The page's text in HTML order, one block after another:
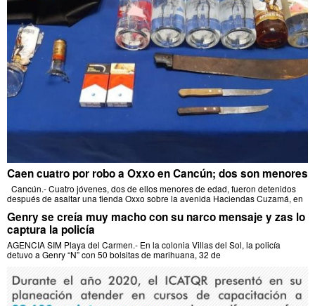
Caen cuatro por robo a Oxxo en Cancún; dos son menores
Cancún.- Cuatro jóvenes, dos de ellos menores de edad, fueron detenidos
después de asaltar una tienda Oxxo sobre la avenida Haciendas Cuzamá, en
Genry se creía muy macho con su narco mensaje y zas lo
captura la policía
AGENCIA SIM Playa del Carmen.- En la colonia Villas del Sol, la policía
detuvo a Genry “N” con 50 bolsitas de marihuana, 32 de